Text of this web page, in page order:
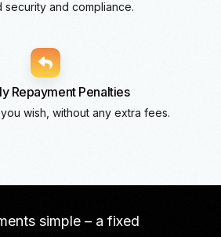
security and compliance.
Repayment Penalties
wish, without any extra fees.
simple – a fixed